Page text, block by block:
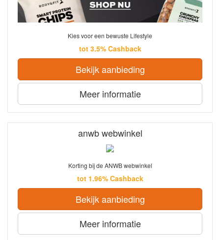
Kies voor een bewuste Lifestyle
tot 3.5% Cashback
Bekijk aanbieding
Meer informatie
anwb webwinkel
Korting bij de ANWB webwinkel
tot 1.96% Cashback
Bekijk aanbieding
Meer informatie